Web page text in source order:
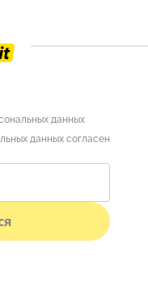
данных
данных согласен